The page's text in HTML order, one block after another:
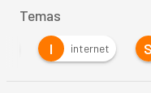
Temas
I internet S